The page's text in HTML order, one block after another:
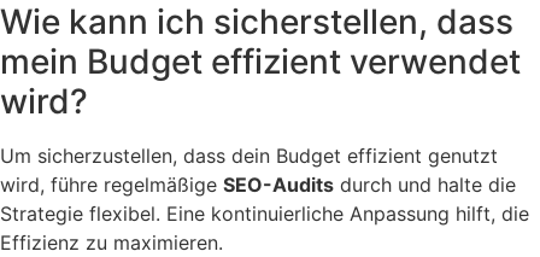
Wie kann ich sicherstellen, dass
mein Budget effizient verwendet
wird?
Um sicherzustellen, dass dein Budget effizient genutzt
wird, führe regelmäßige SEO-Audits durch und halte die
Strategie flexibel. Eine kontinuierliche Anpassung hilft, die
Effizienz zu maximieren.